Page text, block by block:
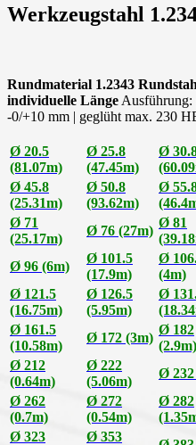
Werkzeugstahl
Rundmaterial 1.2343
individuelle Länge Ausführung:
-0/+10 mm | geglüht max. 230
Ø 20.5
(81.07m)
Ø 25.8
(47.45m)
Ø
Ø 45.8
(25.31m)
Ø 50.8
(93.62m)
Ø
Ø 71
(25.17m)
Ø 76 (27m)
Ø 81
Ø 96 (6m)
Ø 101.5
(17.9m)
Ø
(4m)
Ø 121.5
(16.75m)
Ø 126.5
(5.95m)
Ø
Ø 161.5
(10.58m)
Ø 172 (3m)
Ø 182
(2.9m)
Ø 212
(0.64m)
Ø 222
(5.06m)
Ø
Ø 262
(0.7m)
Ø 272
(0.54m)
Ø 282
Ø 323
Ø 353